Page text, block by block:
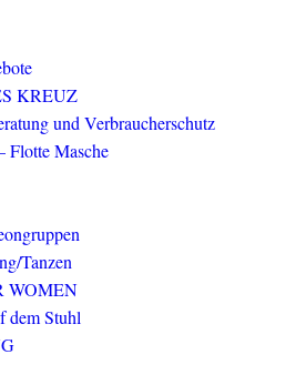
KREUZ
und Verbraucherschutz
Flotte Masche
Tanzen
WOMEN
dem Stuhl